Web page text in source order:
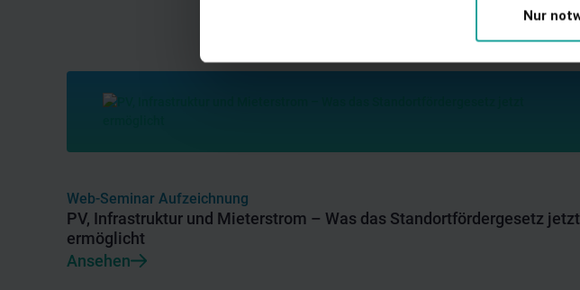
Nur
Web-Seminar Aufzeichnung
PV, Infrastruktur und Mieterstrom – Was das Standortfördergesetz jetzt
ermöglicht
Ansehen